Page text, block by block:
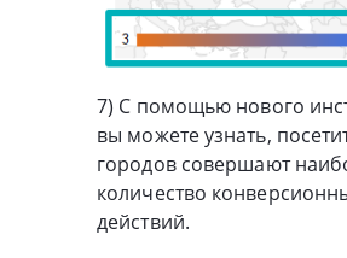
7) С помощью нового
вы можете узнать,
городов совершают
количество
действий.